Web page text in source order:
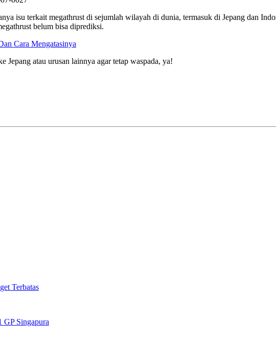
isu terkait megathrust di sejumlah wilayah di dunia, termasuk di Jepang dan
belum bisa diprediksi.
Cara Mengatasinya
Jepang atau urusan lainnya agar tetap waspada, ya!
Terbatas
GP Singapura